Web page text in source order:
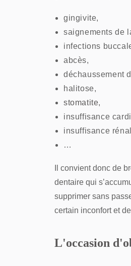
gingivite,
saignements de
infections
abcès,
déchaussement
halitose,
stomatite,
insuffisance
insuffisance
…
Il convient donc de
dentaire qui
supprimer sans
certain inconfort et
L'occasion